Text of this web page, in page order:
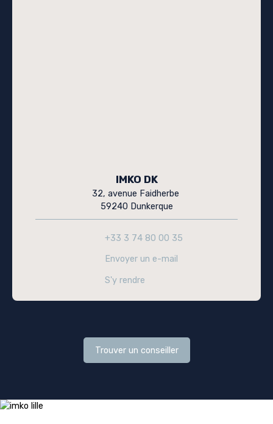
IMKO DK
32, avenue Faidherbe
59240 Dunkerque
+33 3 74 80 00 35
Envoyer un e-mail
S'y rendre
Trouver un conseiller